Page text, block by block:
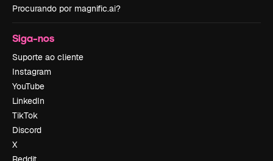
Procurando por magnific.ai?
Siga-nos
Suporte ao cliente
Instagram
YouTube
LinkedIn
TikTok
Discord
X